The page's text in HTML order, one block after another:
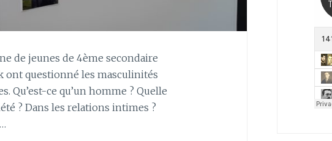
de jeunes de 4ème secondaire
ont questionné les masculinités
Qu’est-ce qu’un homme ? Quelle
? Dans les relations intimes ?